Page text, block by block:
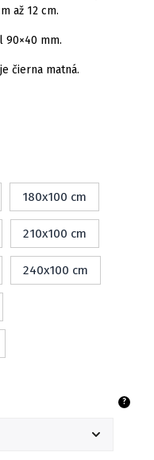
až 12 cm.
90×40 mm.
čierna matná.
180x100 cm
210x100 cm
240x100 cm
?